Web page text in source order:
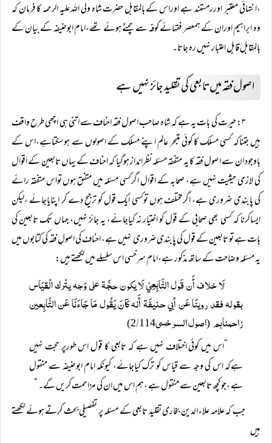
،انتہائی معتبر اوررمستند ہے اوراس کے بالمقابل حضرت شاہ ولی اللہ علیہ الرحمہ کا فرمان کہ
وہ ابراہیم اوران کے ہمعصر فقہائے کوفہ سے چمٹے ہوئے تھے،امام ابوحنیفہ کے بیان کے
بالمقابل قابل اعتبار نہیں رہ جاتا۔
اصول فقہ میں تابعی کی تقلید جائز نہیں ہے
۳: حیرت کی بات یہ ہے کہ شاہ صاحب اصول فقہ احناف سے اتنی ہی اچھی طرح واقف
ہیں جتناکہ کسی مسلک کا کوئی متبحر عالم اپنے مسلک کے اصولوں سے ہوسکتاہے،اس کے
باوجود ان سے اصول فقہ کا یہ متفقہ مسئلہ نظرانداز ہوگیا کہ احناف کے یہاں تابعین کے اقوال
کی لازمی حیثیت نہیں ہے، صحابہ کے اقوال اگرکسی مسئلہ میں متفق ہوں تواس متفقہ رائے
کی پابندی ضروری ہے، اگرمختلف ہوں توکسی ایک قول کو ترجیح دے کر اپنایاجائے ،لیکن
ایساکرنا کہ کسی بھی صحابی کے قول کو اختیار نہ کیاجائے، یہ جائز نہیں، جہاں تک تابعین کی
بات ہے تو تابعین کے قول کی پابندی ضروری نہیں ہے، احناف کی اصول فقہ کی کتابوں میں
یہ مسئلہ وضاحت کے ساتھ مذکور ہے،امام سرخسی اس سلسلے میں لکھتے ہیں:
لَا خلاف أَن قَول التَّابِعِيّ لَا يكون حجَّۃ علی وَجہ يتْرك الْقيَاس
بقولہ فقد روينَا عَن أبي حنيفَۃ أَنہ كَانَ يَقُول مَا جَاءَنَا عَن التَّابِعين
زاحمناہم (اصول السرخسی 2/114)
“اس میں کوئی اختلاف نہیں ہے کہ تابعی کا قول اس طورپر حجت نہیں
ہےکہ اس کی وجہ سے قیاس کو ترک کیاجائے، کیونکہ امام ابوحنیفہ سے منقول
ہے ،جوکچھ تابعین سے منقول ہے ،ہم اس میں ان کی مزاحمت کریں گے۔ “
جب کہ علامہ علاء الدین بخاری تقلید تابعی کے مسئلہ پر تفصیلی بحث کرتے ہوئے لکھتے
ہیں